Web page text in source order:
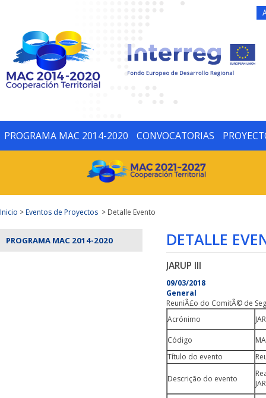
PROGRAMA MAC 2014-2020 CONVOCATORIAS
Inicio >Eventos de Proyectos > Detalle Evento
PROGRAMA MAC 2014-2020 DETALLE
JARUP III
09/03/2018
General
ReuniÃ£o do ComitÃ© de
Acrónimo
Código
Título do evento
Descrição do evento